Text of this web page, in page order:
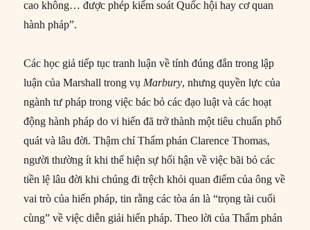
cao không… được phép kiểm soát Quốc hội hay cơ quan
hành pháp”.
Các học giả tiếp tục tranh luận về tính đúng đắn trong lập
luận của Marshall trong vụ Marbury, nhưng quyền lực của
ngành tư pháp trong việc bác bỏ các đạo luật và các hoạt
động hành pháp do vi hiến đã trở thành một tiêu chuẩn phổ
quát và lâu đời. Thậm chí Thẩm phán Clarence Thomas,
người thường ít khi thể hiện sự hối hận về việc bãi bỏ các
tiền lệ lâu đời khi chúng đi trệch khỏi quan điểm của ông về
vai trò của hiến pháp, tin rằng các tòa án là “trọng tài cuối
cùng” về việc diễn giải hiến pháp. Theo lời của Thẩm phán